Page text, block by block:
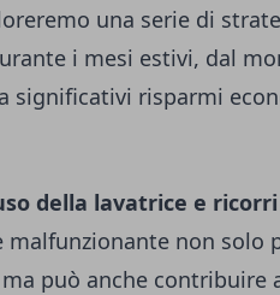
una serie di
i mesi estivi, dal
significativi risparmi
della lavatrice e
malfunzionante non solo
può anche contribuire